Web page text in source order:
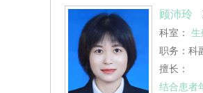
顾沛玲
科室： 生
职务：科
擅长：
结合患者